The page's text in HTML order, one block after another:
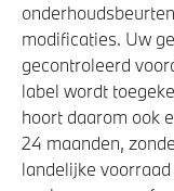
Akoestische
modificaties. Uw
gecontroleerd
label wordt
hoort daarom ook
24 maanden,
landelijke